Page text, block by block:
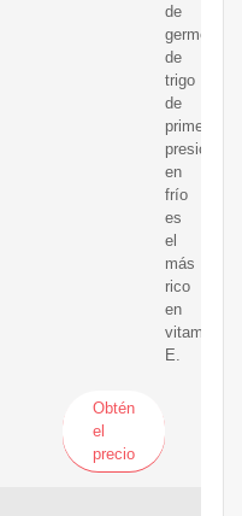
de
germen
de
trigo
de
primera
presión
en
frío
es
el
más
rico
en
vitamina
E.
Obtén
el
precio